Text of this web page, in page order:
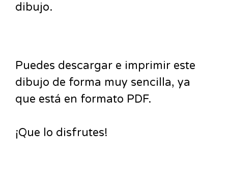
dibujo.
Puedes descargar e imprimir este
dibujo de forma muy sencilla, ya
que está en formato PDF.
¡Que lo disfrutes!